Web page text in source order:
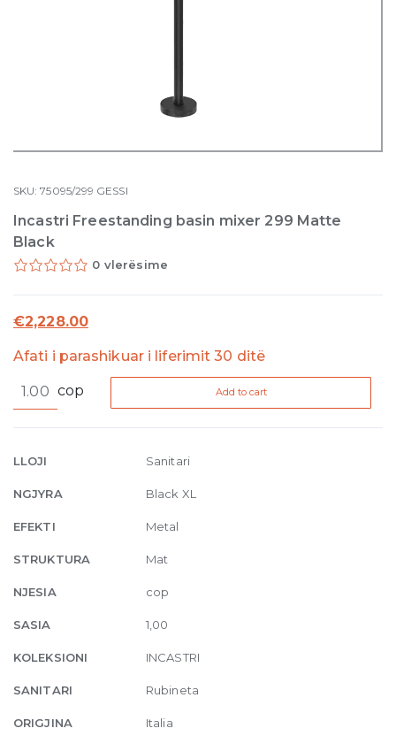
SKU:75095/299 GESSI
Incastri Freestanding basin mixer 299 Matte
Black
0 vlerësime
€2,228.00
Afati i parashikuar i liferimit 30 ditë
Freestanding
299
Black
quantity
cop Add to cart
LLOJI Sanitari
NGJYRA Black XL
EFEKTI Metal
STRUKTURA Mat
NJESIA cop
SASIA 1,00
KOLEKSIONI INCASTRI
SANITARI Rubineta
ORIGJINA Italia